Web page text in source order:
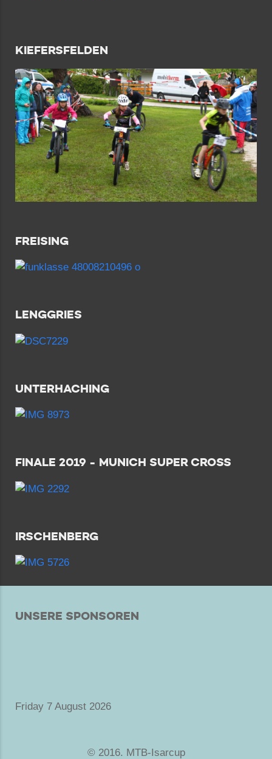
KIEFERSFELDEN
FREISING
LENGGRIES
UNTERHACHING
FINALE 2019 - MUNICH SUPER CROSS
IRSCHENBERG
UNSERE SPONSOREN
Friday 7 August 2026
© 2016. MTB-Isarcup